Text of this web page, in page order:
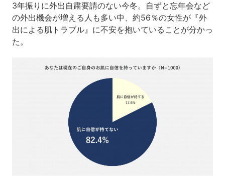
3年振りに外出自粛要請のない今冬。自ずと忘年会など
の外出機会が増える人も多い中、約56％の女性が『外
出による肌トラブル』に不安を抱いていることが分かっ
た。